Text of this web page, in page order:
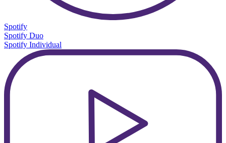
Spotify
Spotify Duo
Spotify Individual